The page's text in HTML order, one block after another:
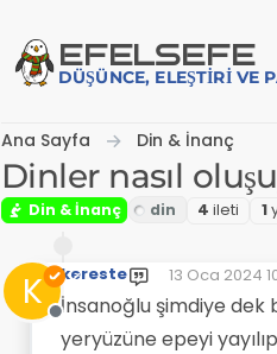
EFELSEFE
DÜŞÜNCE, ELEŞTIRI VE
Ana Sayfa Din & İnanç
Dinler nasıl
Din & İnanç 4 i̇leti 1
K
Çevrimdışı
kereste 13 Oca 2024
Son
İnsanoğlu şimdiye dek
yeryüzüne epeyi